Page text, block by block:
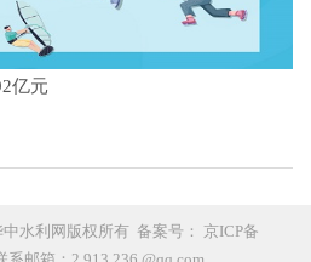
亿元
水利网版权所有 备案号： 京ICP备